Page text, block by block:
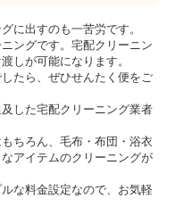
に出すのも一苦労です。
ングです。宅配クリーニン
しが可能になります。
たら、ぜひせんたく便をご
した宅配クリーニング業者
ちろん、毛布・布団・浴衣
アイテムのクリーニングが
な料金設定なので、お気軽